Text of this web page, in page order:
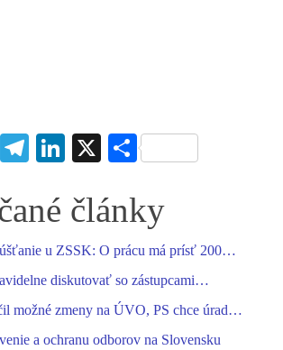
W
Te
gr
m
Li
ed
X S
re
články
u ZSSK: O prácu má prísť 200…
diskutovať so zástupcami…
možné zmeny na ÚVO, PS chce úrad…
a ochranu odborov na Slovensku